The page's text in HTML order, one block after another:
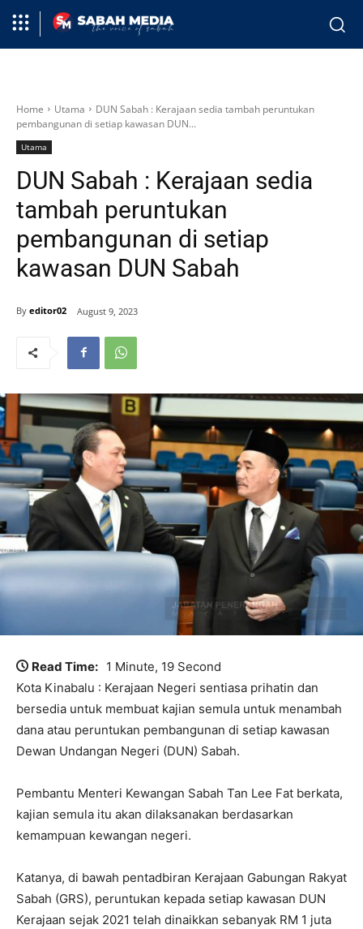
Home Utama
DUN Sabah : Kerajaan sedia tambah peruntukan
pembangunan di setiap kawasan DUN...
Utama
DUN Sabah : Kerajaan sedia
tambah peruntukan
pembangunan di setiap
kawasan DUN Sabah
By editor02 August 9, 2023
Read Time: 1 Minute, 19 Second
Kota Kinabalu : Kerajaan Negeri sentiasa prihatin dan
bersedia untuk membuat kajian semula untuk menambah
dana atau peruntukan pembangunan di setiap kawasan
Dewan Undangan Negeri (DUN) Sabah.
Pembantu Menteri Kewangan Sabah Tan Lee Fat berkata,
kajian semula itu akan dilaksanakan berdasarkan
kemampuan kewangan negeri.
Katanya, di bawah pentadbiran Kerajaan Gabungan Rakyat
Sabah (GRS), peruntukan kepada setiap kawasan DUN
Kerajaan sejak 2021 telah dinaikkan sebanyak RM 1 juta